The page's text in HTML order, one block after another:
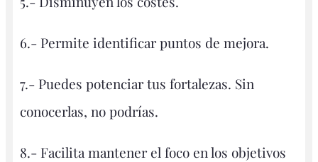
6.- Permite identificar puntos de mejora.
7.- Puedes potenciar tus fortalezas. Sin
conocerlas, no podrías.
8.- Facilita mantener el foco en los objetivos